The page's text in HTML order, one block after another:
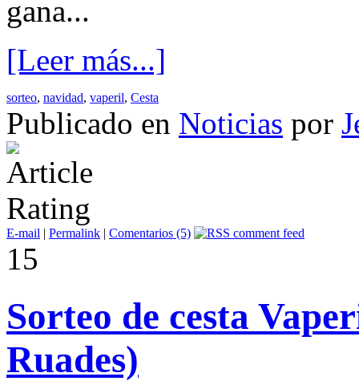
gana...
[Leer más...]
sorteo, navidad, vaperil, Cesta
Publicado en Noticias por
E-mail | Permalink | Comentarios (5)
15
Sorteo de cesta
Ruades)